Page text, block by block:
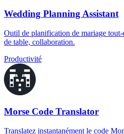
Wedding Planning Assistant
Outil de planification de mariage
de table, collaboration.
Productivité
Morse Code Translator
Translatez instantanément le code